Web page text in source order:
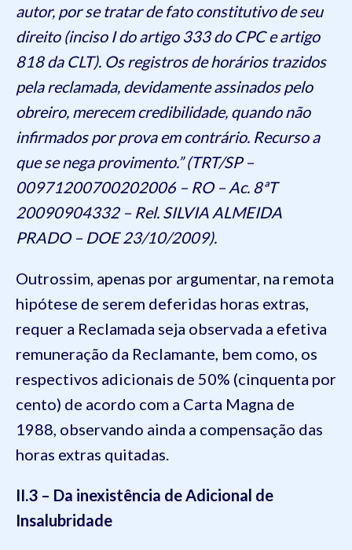
autor, por se tratar de fato constitutivo de seu
direito (inciso I do artigo 333 do CPC e artigo
818 da CLT). Os registros de horários trazidos
pela reclamada, devidamente assinados pelo
obreiro, merecem credibilidade, quando não
infirmados por prova em contrário. Recurso a
que se nega provimento.” (TRT/SP –
00971200700202006 – RO – Ac. 8ªT
20090904332 – Rel. SILVIA ALMEIDA
PRADO – DOE 23/10/2009).
Outrossim, apenas por argumentar, na remota
hipótese de serem deferidas horas extras,
requer a Reclamada seja observada a efetiva
remuneração da Reclamante, bem como, os
respectivos adicionais de 50% (cinquenta por
cento) de acordo com a Carta Magna de
1988, observando ainda a compensação das
horas extras quitadas.
II.3 – Da inexistência de Adicional de
Insalubridade